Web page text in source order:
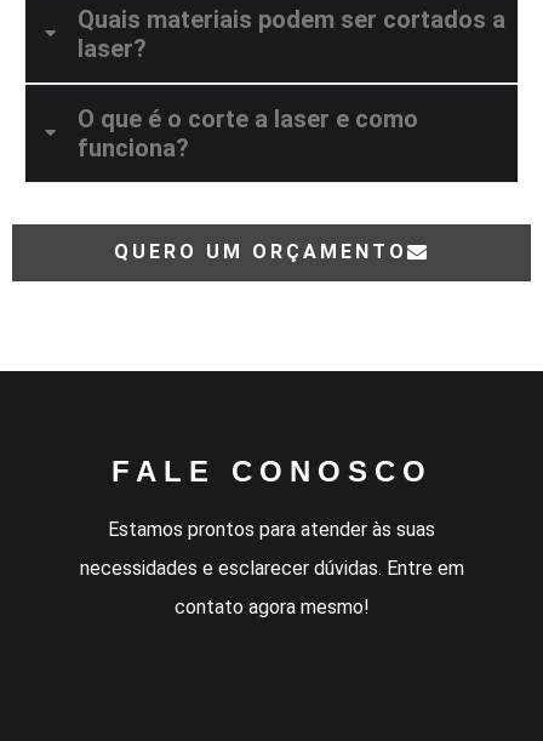
Quais materiais podem ser cortados a
laser?
O que é o corte a laser e como
funciona?
QUERO UM ORÇAMENTO
FALE CONOSCO
Estamos prontos para atender às suas
necessidades e esclarecer dúvidas. Entre em
contato agora mesmo!